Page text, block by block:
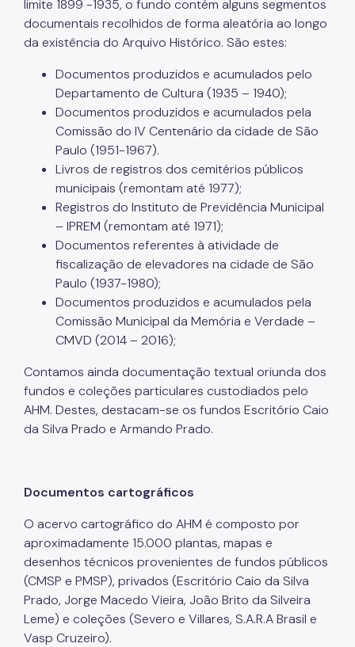
limite 1899 -1935, o fundo contém alguns segmentos
documentais recolhidos de forma aleatória ao longo
da existência do Arquivo Histórico. São estes:
Documentos produzidos e acumulados pelo
Departamento de Cultura (1935 – 1940);
Documentos produzidos e acumulados pela
Comissão do IV Centenário da cidade de São
Paulo (1951-1967).
Livros de registros dos cemitérios públicos
municipais (remontam até 1977);
Registros do Instituto de Previdência Municipal
– IPREM (remontam até 1971);
Documentos referentes à atividade de
fiscalização de elevadores na cidade de São
Paulo (1937-1980);
Documentos produzidos e acumulados pela
Comissão Municipal da Memória e Verdade –
CMVD (2014 – 2016);
Contamos ainda documentação textual oriunda dos
fundos e coleções particulares custodiados pelo
AHM. Destes, destacam-se os fundos Escritório Caio
da Silva Prado e Armando Prado.
Documentos cartográficos
O acervo cartográfico do AHM é composto por
aproximadamente 15.000 plantas, mapas e
desenhos técnicos provenientes de fundos públicos
(CMSP e PMSP), privados (Escritório Caio da Silva
Prado, Jorge Macedo Vieira, João Brito da Silveira
Leme) e coleções (Severo e Villares, S.A.R.A Brasil e
Vasp Cruzeiro).